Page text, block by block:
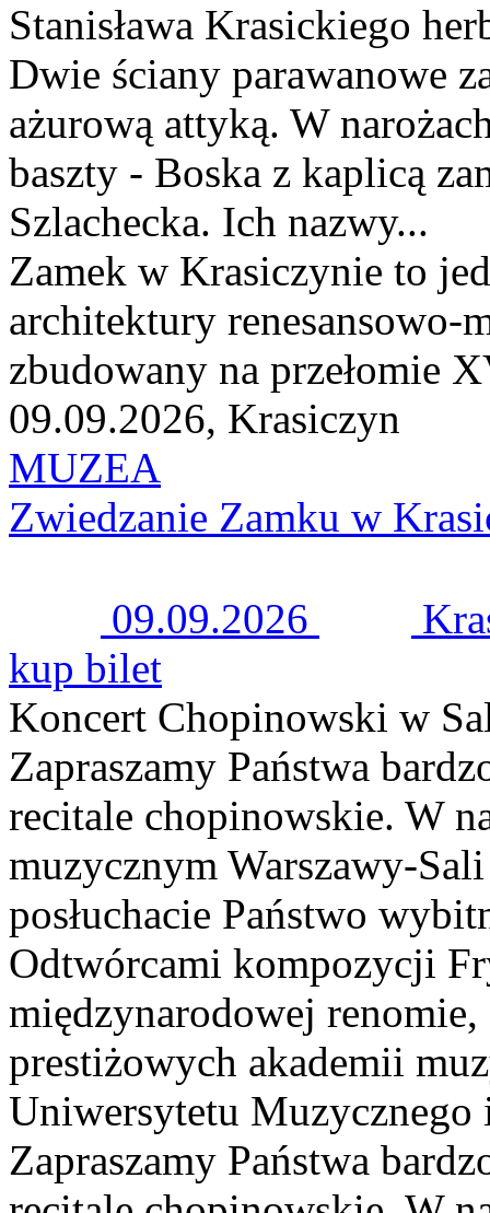
Stanisława Krasickiego
Dwie ściany parawanowe
ażurową attyką. W
baszty - Boska z kaplicą
Szlachecka. Ich nazwy...
Zamek w Krasiczynie to
architektury renesansowo-
zbudowany na przełomie
09.09.2026, Krasiczyn
MUZEA
Zwiedzanie Zamku w
09.09.2026
kup bilet
Koncert Chopinowski w
Zapraszamy Państwa
recitale chopinowskie. W
muzycznym Warszawy-
posłuchacie Państwo
Odtwórcami kompozycji
międzynarodowej
prestiżowych akademii
Uniwersytetu Muzycznego
Zapraszamy Państwa